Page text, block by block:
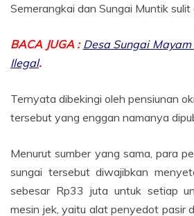
Semerangkai dan Sungai Muntik
BACA JUGA : Desa Sungai
Ilegal.
Ternyata dibekingi oleh pensiunan
tersebut yang enggan namanya
Menurut sumber yang sama, para
sungai tersebut diwajibkan
sebesar Rp33 juta untuk setiap
mesin jek, yaitu alat penyedot pasir